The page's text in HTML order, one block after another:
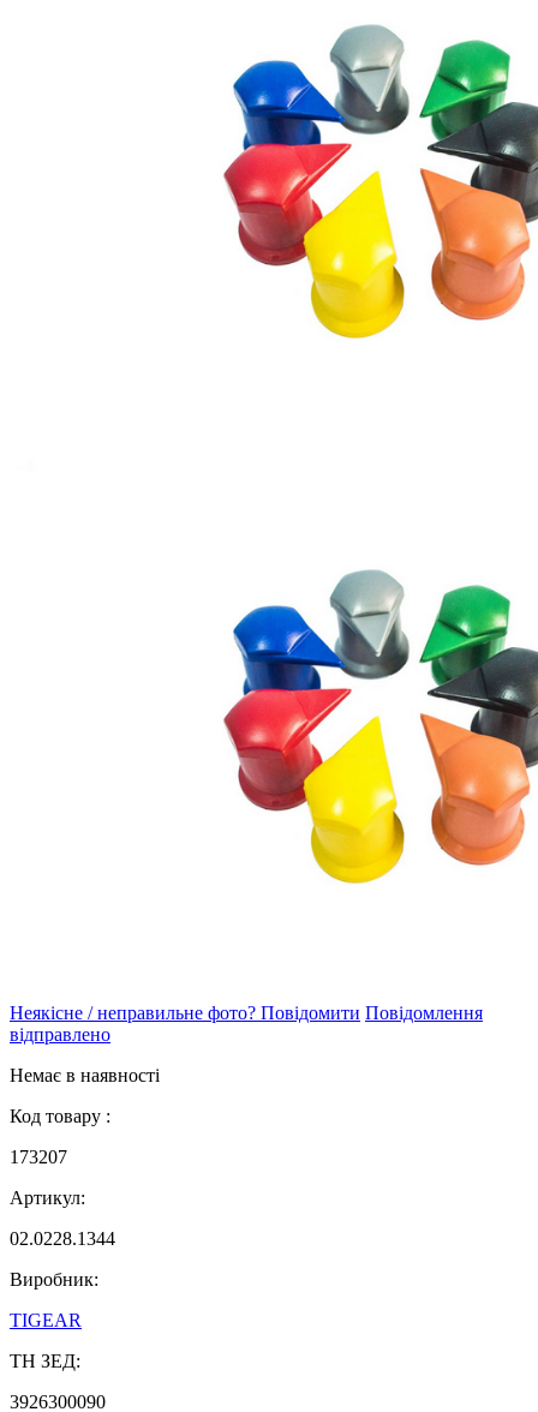
Неякісне / неправильне фото? Повідомити Повідомлення
відправлено
Немає в наявності
Код товару :
173207
Артикул:
02.0228.1344
Виробник:
TIGEAR
ТН ЗЕД:
3926300090